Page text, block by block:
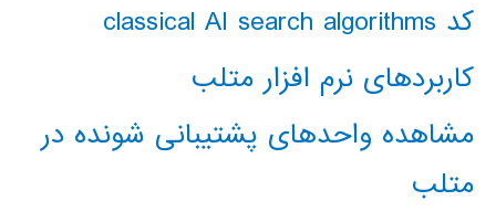
کد classical AI search algorithms
کاربردهای نرم افزار متلب
مشاهده واحدهای پشتیبانی شونده در
متلب